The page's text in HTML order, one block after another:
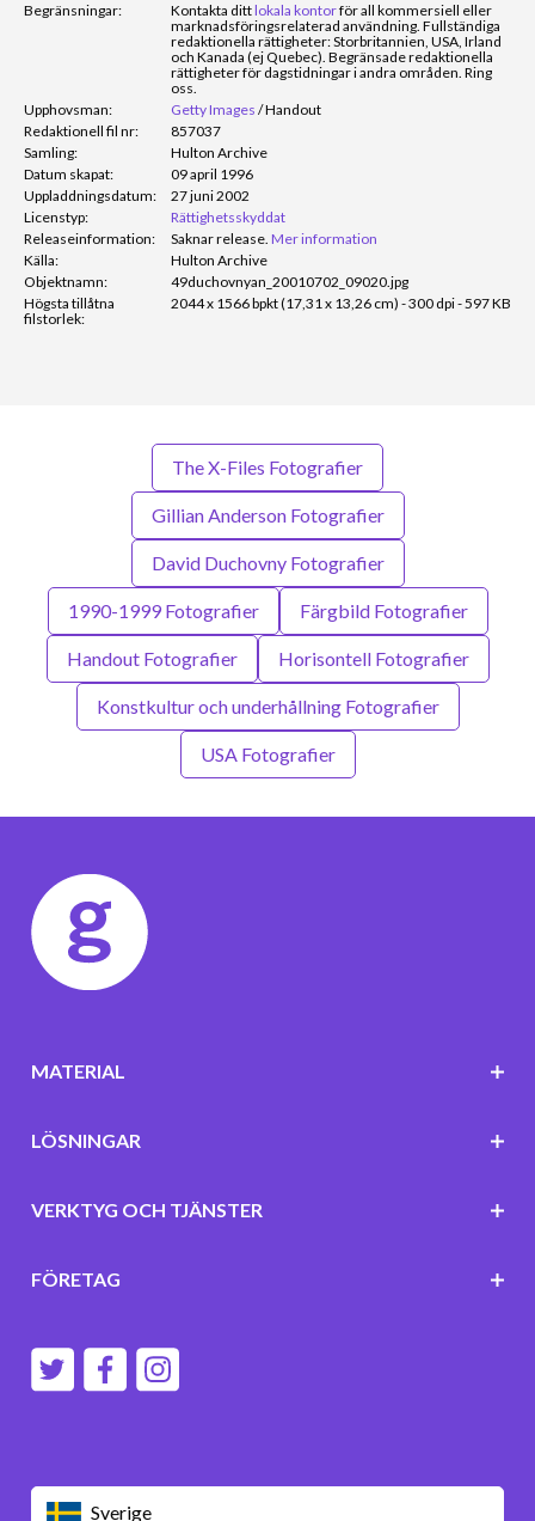
Begränsningar: Kontakta dittlokala kontorför all kommersiell eller
marknadsföringsrelaterad användning. Fullständiga
redaktionella rättigheter: Storbritannien, USA, Irland
och Kanada (ej Quebec). Begränsade redaktionella
rättigheter för dagstidningar i andra områden. Ring
oss.
Upphovsman:
Getty Images /Handout
Redaktionell fil nr:
857037
Samling:
Hulton Archive
Datum skapat:
09 april 1996
Uppladdningsdatum:
27 juni 2002
Licenstyp:
Rättighetsskyddat
Releaseinformation:
Saknar release. Mer information
Källa:
Hulton Archive
Objektnamn:
49duchovnyan_20010702_09020.jpg
Högsta tillåtna
filstorlek:
2044 x 1566 bpkt (17,31 x 13,26 cm) - 300 dpi - 597 KB
The X-Files Fotografier
Gillian Anderson Fotografier
David Duchovny Fotografier
1990-1999 Fotografier Färgbild Fotografier
Handout Fotografier Horisontell Fotografier
Konstkultur och underhållning Fotografier
USA Fotografier
Sverige
MATERIAL
LÖSNINGAR
VERKTYG OCH TJÄNSTER
FÖRETAG